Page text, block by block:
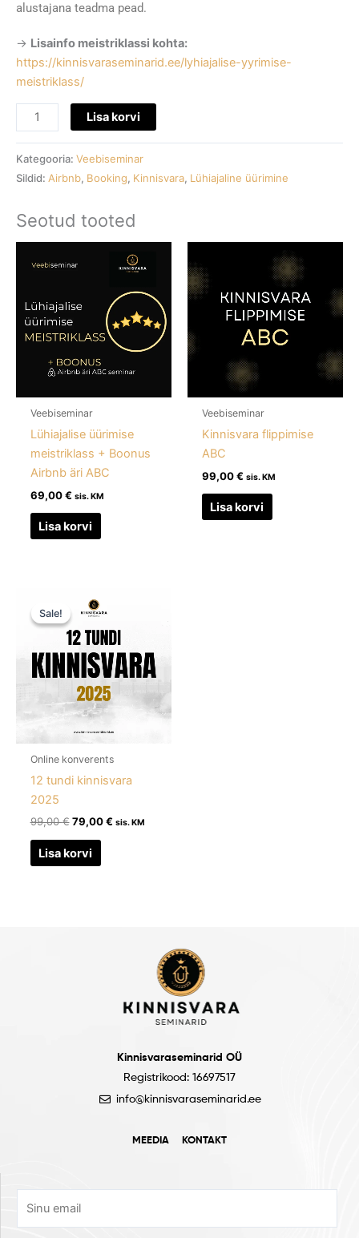
alustajana teadma pead.
-> Lisainfo meistriklassi kohta:
https://kinnisvaraseminarid.ee/lyhiajalise-yyrimise-
meistriklass/
Lisa korvi
Kategooria: Veebiseminar
Sildid: Airbnb, Booking, Kinnisvara, Lühiajaline üürimine
Seotud tooted
Veebiseminar
Lühiajalise üürimise
meistriklass + Boonus
Airbnb äri ABC
69,00€ sis. KM
Lisa korvi
Veebiseminar
Kinnisvara flippimise
ABC
99,00€ sis. KM
Lisa korvi
Sale!
Sale!
Online konverents
12 tundi kinnisvara
2025
99,00€
hind
oli:
99,00 €.
79,00€
79,00 €.
sis. KM
Lisa korvi
Kinnisvaraseminarid OÜ
Registrikood: 16697517
info@kinnisvaraseminarid.ee
MEEDIA KONTAKT